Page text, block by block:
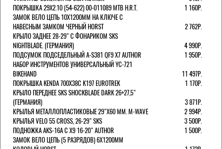
ПОКРЫШКА 29X2.10 (54-622) 00-011089 MTB H.R.T.
1 160Р.
ЗАМОК ВЕЛО ЦЕПЬ 10Х1200ММ НА КЛЮЧЕ С
НАВЕСНЫМ ЗАМКОМ ЧЕРНЫЙ HORST
2 762Р.
КРЫЛО ЗАДНЕЕ 28-29" С ФОНАРИКОМ SKS
NIGHTBLADE. (ГЕРМАНИЯ)
4 990Р.
ПОДСУМОК ПОДСЕДЕЛЬНЫЙ A-S381 QF9 X7 AUTHOR
1 950Р.
НАБОР ИНСТРУМЕНТОВ УНИВЕРСАЛЬНЫЙ YC-721
BIKEHAND
11 497Р.
ПОКРЫШКА KENDA 700Х38С K197 EUROTREK
1 170Р.
КРЫЛО ПЕРЕДНЕЕ SKS SHOCKBLADE DARK 26+27,5"
(ГЕРМАНИЯ)
3 871Р.
КРЫЛЬЯ МЕТАЛЛОПЛАСТИКОВЫЕ 29"Х60 ММ. M-WAVE
2 994Р.
КРЫЛЬЯ VELO 55 CROSS, 26-29" SKS
3 500Р.
ПОДНОЖКА AKS-16A C X9 16-20" AUTHOR
1 500Р.
ЗАМОК ВЕЛО ЦЕПЬ (5 РАЗРЯДОВ) 6Х1200ММ